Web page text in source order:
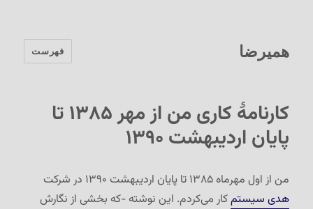
همیرضا فهرست
کارنامهٔ کاری من از مهر ۱۳۸۵ تا
پایان اردیبهشت ۱۳۹۰
من از اول مهرماه ۱۳۸۵ تا پایان اردیبهشت ۱۳۹۰ در شرکت
هدی سیستمکار می‌کردم. این نوشته -که بخشی از نگارش